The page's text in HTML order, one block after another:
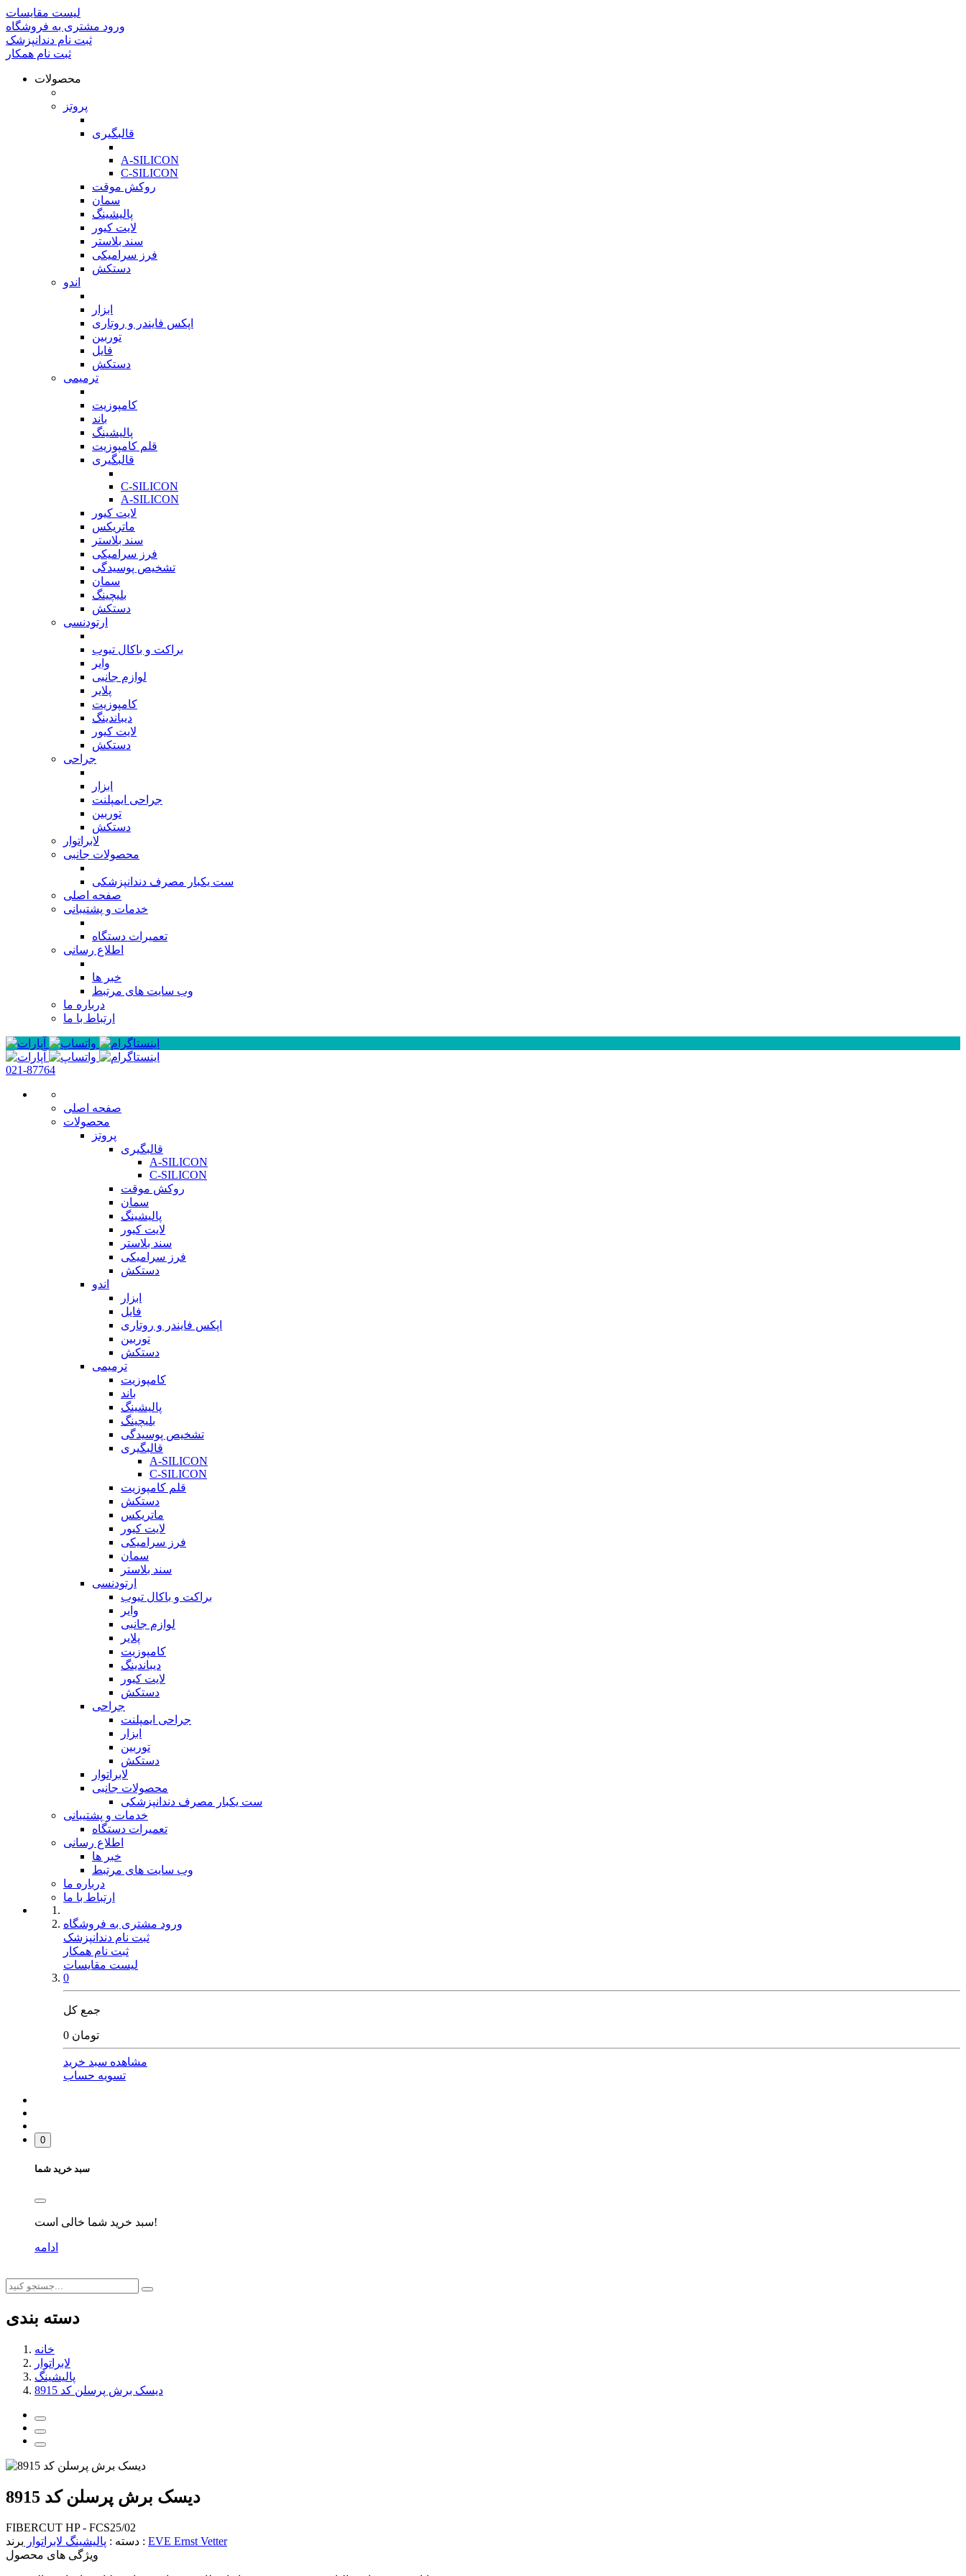
لیست مقایسات
ورود مشتری به فروشگاه
ثبت نام دندانپزشک
ثبت نام همکار
محصولات
پروتز
قالبگیری
A-SILICON
C-SILICON
روکش موقت
سمان
پالیشینگ
لایت کیور
سند بلاستر
فرز سرامیکی
دستکش
اندو
ابزار
اپکس فایندر و روتاری
توربین
فایل
دستکش
ترمیمی
کامپوزیت
باند
پالیشینگ
قلم کامپوزیت
قالبگیری
C-SILICON
A-SILICON
لایت کیور
ماتریکس
سند بلاستر
فرز سرامیکی
تشخیص پوسیدگی
سمان
بلیچینگ
دستکش
ارتودنسی
براکت و باکال تیوب
وایر
لوازم جانبی
پلایر
کامپوزیت
دیباندینگ
لایت کیور
دستکش
جراحی
ابزار
جراحی ایمپلنت
توربین
دستکش
لابراتوار
محصولات جانبی
ست یکبار مصرف دندانپزشکی
صفحه اصلی
خدمات و پشتیبانی
تعمیرات دستگاه
اطلاع رسانی
خبر ها
وب سایت های مرتبط
درباره ما
ارتباط با ما
021-87764
صفحه اصلی
محصولات
پروتز
قالبگیری
A-SILICON
C-SILICON
روکش موقت
سمان
پالیشینگ
لایت کیور
سند بلاستر
فرز سرامیکی
دستکش
اندو
ابزار
فایل
اپکس فایندر و روتاری
توربین
دستکش
ترمیمی
کامپوزیت
باند
پالیشینگ
بلیچینگ
تشخیص پوسیدگی
قالبگیری
A-SILICON
C-SILICON
قلم کامپوزیت
دستکش
ماتریکس
لایت کیور
فرز سرامیکی
سمان
سند بلاستر
ارتودنسی
براکت و باکال تیوب
وایر
لوازم جانبی
پلایر
کامپوزیت
دیباندینگ
لایت کیور
دستکش
جراحی
جراحی ایمپلنت
ابزار
توربین
دستکش
لابراتوار
محصولات جانبی
ست یکبار مصرف دندانپزشکی
خدمات و پشتیبانی
تعمیرات دستگاه
اطلاع رسانی
خبر ها
وب سایت های مرتبط
درباره ما
ارتباط با ما
ورود مشتری به فروشگاه
ثبت نام دندانپزشک
ثبت نام همکار
لیست مقایسات
0
جمع کل
0 تومان
مشاهده سبد خرید
تسویه حساب
0
سبد خرید شما
سبد خرید شما خالی است!
ادامه
دسته بندی
خانه
لابراتوار
پالیشینگ
دیسک برش پرسلن کد 8915
دیسک برش پرسلن کد 8915
FIBERCUT HP - FCS25/02
دسته : پالیشینگ لابراتوار برند : EVE Ernst Vetter
ویژگی های محصول